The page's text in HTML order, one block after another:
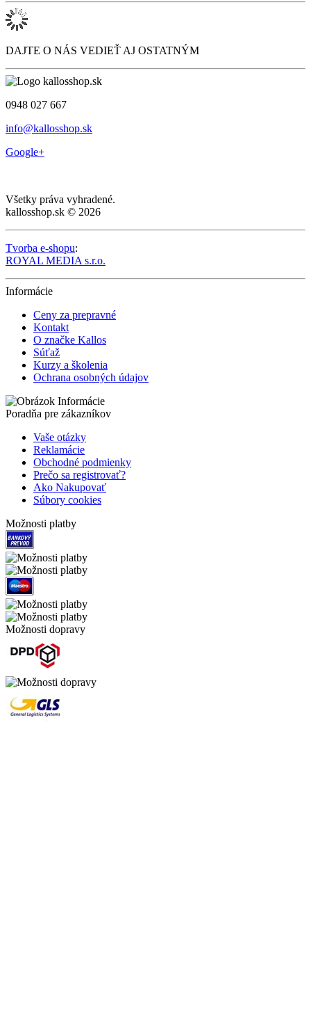
DAJTE O NÁS VEDIEŤ AJ OSTATNÝM
0948 027 667
info@kallosshop.sk
Google+
Všetky práva vyhradené.
kallosshop.sk © 2026
Tvorba e-shopu:
ROYAL MEDIA s.r.o.
Informácie
Ceny za prepravné
Kontakt
O značke Kallos
Súťaž
Kurzy a školenia
Ochrana osobných údajov
Poradňa pre zákazníkov
Vaše otázky
Reklamácie
Obchodné podmienky
Prečo sa registrovať?
Ako Nakupovať
Súbory cookies
Možnosti platby
Možnosti dopravy